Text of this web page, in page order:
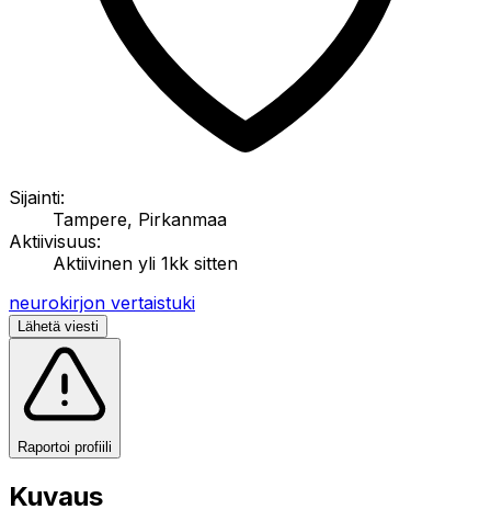
Sijainti:
Tampere, Pirkanmaa
Aktiivisuus:
Aktiivinen yli 1kk sitten
neurokirjon vertaistuki
Lähetä viesti
Raportoi profiili
Kuvaus